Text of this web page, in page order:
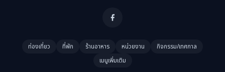
ท่องเที่ยว ที่พัก ร้านอาหาร หน่วยงาน
กิจกรรม/เทศกาล
เมนูเพิ่มเติม